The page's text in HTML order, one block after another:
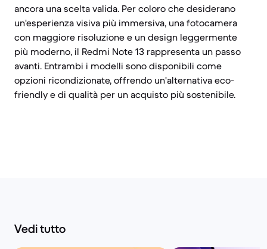
ancora una scelta valida. Per coloro che desiderano
un'esperienza visiva più immersiva, una fotocamera
con maggiore risoluzione e un design leggermente
più moderno, il Redmi Note 13 rappresenta un passo
avanti. Entrambi i modelli sono disponibili come
opzioni ricondizionate, offrendo un'alternativa eco-
friendly e di qualità per un acquisto più sostenibile.
Vedi tutto